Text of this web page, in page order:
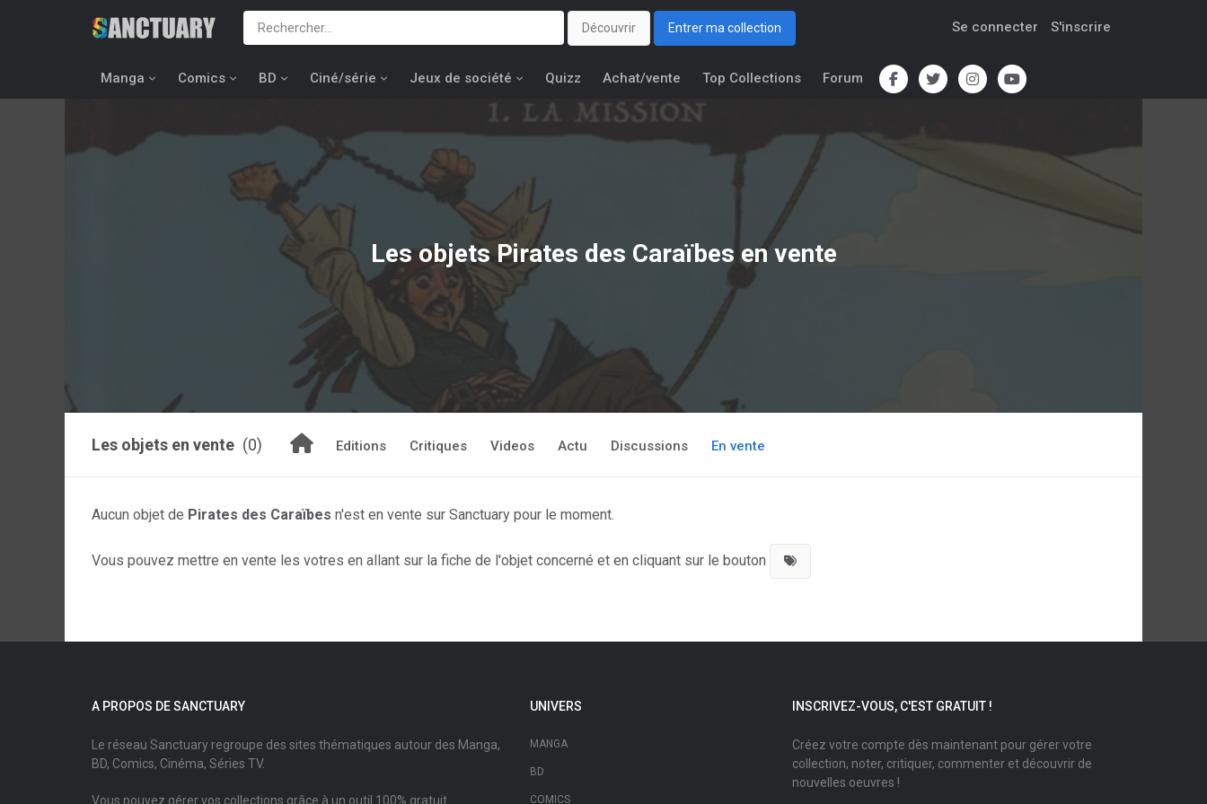
Découvrir Entrer ma collection Se connecter S'inscrire
Manga Comics BD Ciné/série Jeux de société Quizz Achat/vente Top Collections Forum
Les objets Pirates des Caraïbes en vente
Les objets en vente (0) Editions Critiques Videos Actu Discussions En vente
Aucun objet de Pirates des Caraïbes n'est en vente sur Sanctuary pour le moment.
Vous pouvez mettre en vente les votres en allant sur la fiche de l'objet concerné et en cliquant sur le bouton
A PROPOS DE SANCTUARY
Le réseau Sanctuary regroupe des sites thématiques autour des Manga,
BD, Comics, Cinéma, Séries TV.
Vous pouvez gérer vos collections grâce à un outil 100% gratuit.
UNIVERS
MANGA
BD
COMICS
INSCRIVEZ-VOUS, C'EST GRATUIT !
Créez votre compte dès maintenant pour gérer votre
collection, noter, critiquer, commenter et découvrir de
nouvelles oeuvres !